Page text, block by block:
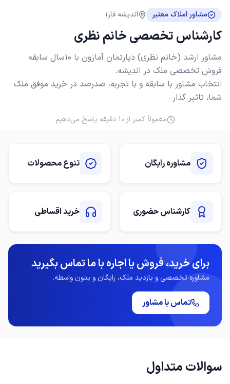
مشاور املاک معتبر اندیشه فاز1
کارشناس تخصصی خانم نظری
مشاور ارشد (خانم نظری) دپارتمان آمازون با 10سال سابقه
انتخاب مشاور با سابقه و با تجربه، صدرصد در خرید موفق ملک
شما، تاثیر گذار
معمولاً کمتر از ۱۰ دقیقه پاسخ می‌دهیم
مشاوره رایگان تنوع محصولات
کارشناس حضوری خرید اقساطی
برای خرید، فروش یا اجاره با ما تماس بگیرید
مشاوره تخصصی و بازدید ملک، رایگان و بدون واسطه.
تماس با مشاور
سوالات متداول